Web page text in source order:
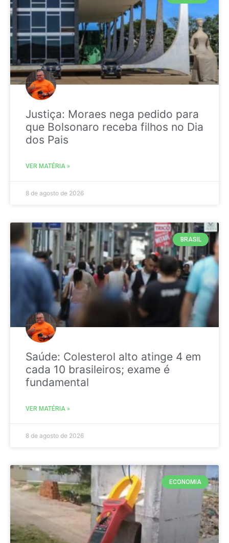
Justiça: Moraes nega pedido para
que Bolsonaro receba filhos no Dia
dos Pais
VER MATÉRIA »
8 de agosto de 2026
BRASIL
Saúde: Colesterol alto atinge 4 em
cada 10 brasileiros; exame é
fundamental
VER MATÉRIA »
8 de agosto de 2026
ECONOMIA